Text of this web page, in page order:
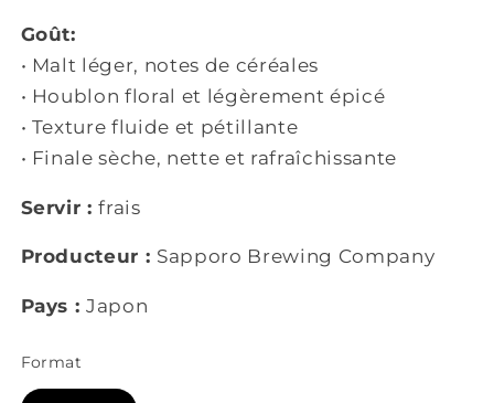
Goût:
• Malt léger, notes de céréales
• Houblon floral et légèrement épicé
• Texture fluide et pétillante
• Finale sèche, nette et rafraîchissante
Servir :frais
Producteur : Sapporo Brewing Company
Pays :Japon
Format